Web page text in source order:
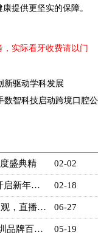
提供更坚实的保障。
实际看牙收费请以门
新驱动学科发展
数智科技启动跨境口腔公
02-02
盛典精
02-18
2024希玛爱康健口腔集团新年团拜会：开启新年新篇章！
06-27
第一现场《名医直播问诊》|超26万+人围观，直播间家长
05-19
连续两年上榜！希玛爱康健口腔再获“深圳品牌百强”